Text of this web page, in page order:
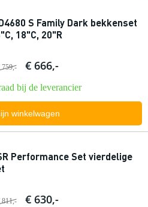
S Family Dark bekkenset
18"C, 20"R
759,- € 666,-
bij de leverancier
winkelwagen
Performance Set vierdelige
811,- € 630,-